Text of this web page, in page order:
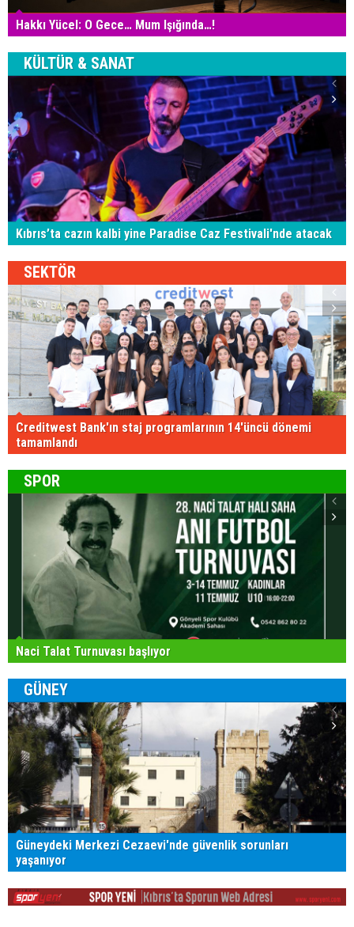
Hakkı Yücel: O Gece… Mum Işığında…!
KÜLTÜR & SANAT
Kıbrıs’ta cazın kalbi yine Paradise Caz Festivali'nde atacak
SEKTÖR
Creditwest Bank'ın staj programlarının 14'üncü dönemi
tamamlandı
SPOR
Naci Talat Turnuvası başlıyor
GÜNEY
Güneydeki Merkezi Cezaevi'nde güvenlik sorunları
yaşanıyor